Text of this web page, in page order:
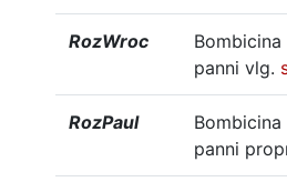
RozWroc
panni vlg.
RozPaul
panni